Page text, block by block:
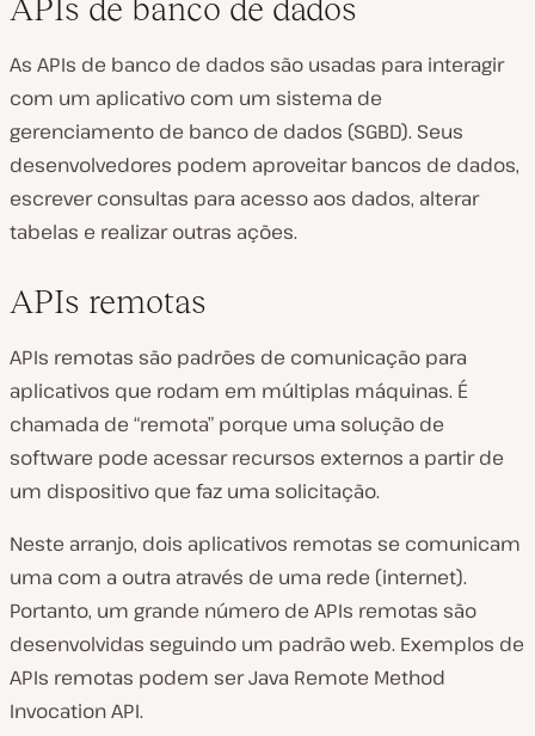
APIs de banco de dados
As APIs de banco de dados são usadas para interagir
com um aplicativo com um sistema de
gerenciamento de banco de dados (SGBD). Seus
desenvolvedores podem aproveitar bancos de dados,
escrever consultas para acesso aos dados, alterar
tabelas e realizar outras ações.
APIs remotas
APIs remotas são padrões de comunicação para
aplicativos que rodam em múltiplas máquinas. É
chamada de “remota” porque uma solução de
software pode acessar recursos externos a partir de
um dispositivo que faz uma solicitação.
Neste arranjo, dois aplicativos remotas se comunicam
uma com a outra através de uma rede (internet).
Portanto, um grande número de APIs remotas são
desenvolvidas seguindo um padrão web. Exemplos de
APIs remotas podem ser Java Remote Method
Invocation API.